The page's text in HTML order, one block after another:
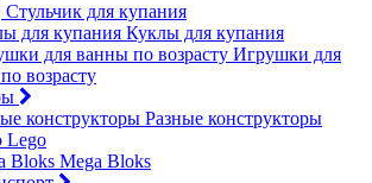
Стульчик для купания
Куклы для купания
Игрушки для
возрасту
Разные конструкторы
Lego
Mega Bloks